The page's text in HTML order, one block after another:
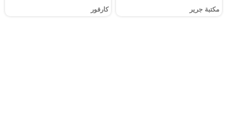
مكتبة جرير كارفور